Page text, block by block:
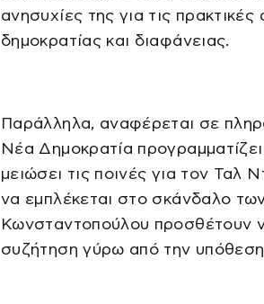
ανησυχίες της για τις
δημοκρατίας και διαφάνειας.
Παράλληλα, αναφέρεται σε
Νέα Δημοκρατία
μειώσει τις ποινές για τον Ταλ
να εμπλέκεται στο σκάνδαλο
Κωνσταντοπούλου προσθέτουν
συζήτηση γύρω από την